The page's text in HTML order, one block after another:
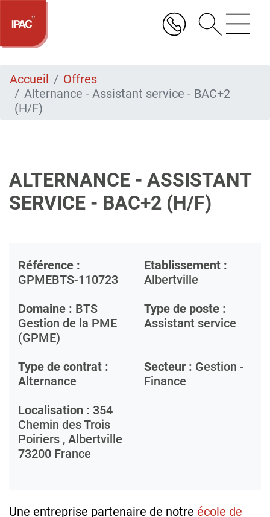
Aller
contenu
Accueil
Offres
Alternance - Assistant service - BAC+2
(H/F)
ALTERNANCE - ASSISTANT
SERVICE - BAC+2 (H/F)
Référence :
GPMEBTS-110723
Etablissement :
Albertville
Domaine : BTS
Gestion de la PME
(GPME)
Type de poste :
Assistant service
Type de contrat :
Alternance
Secteur : Gestion -
Finance
Localisation : 354
Chemin des Trois
Poiriers , Albertville
73200 France
Une entreprise partenaire de notre école de